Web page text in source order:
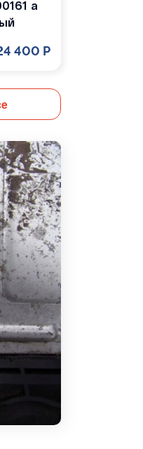
a
400 Р